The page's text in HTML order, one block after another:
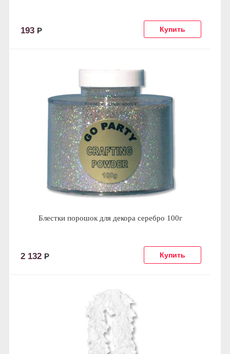
193 Р
Блестки порошок для декора серебро 100г
2 132 Р